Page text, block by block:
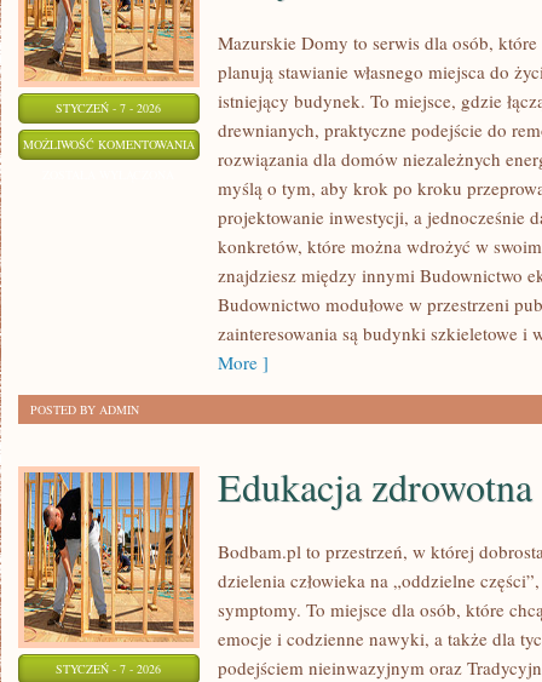
STYCZEŃ - 7 - 2026
MOŻLIWOŚĆ KOMENTOWANIA
AUTOMATYKA
Mazurskie Domy to serwis dla osób,
planują stawianie własnego miejsca do
istniejący budynek. To miejsce, gdzie
drewnianych, praktyczne podejście do
rozwiązania dla domów niezależnych
myślą o tym, aby krok po kroku
projektowanie inwestycji, a jednocześnie
konkretów, które można wdrożyć w
znajdziesz między innymi Budownictwo
Budownictwo modułowe w przestrzeni
zainteresowania są budynki szkieletowe i
More ]
POSTED BY ADMIN
STYCZEŃ - 7 - 2026
Edukacja
Bodbam.pl to przestrzeń, w której
dzielenia człowieka na „oddzielne
symptomy. To miejsce dla osób, które
emocje i codzienne nawyki, a także dla
podejściem nieinwazyjnym oraz